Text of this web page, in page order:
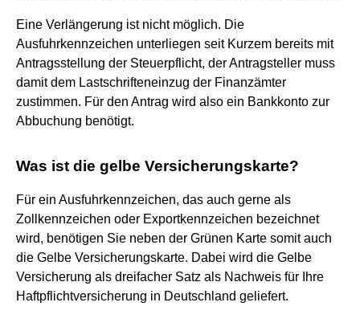
Eine Verlängerung ist nicht möglich. Die
Ausfuhrkennzeichen unterliegen seit Kurzem bereits mit
Antragsstellung der Steuerpflicht, der Antragsteller muss
damit dem Lastschrifteneinzug der Finanzämter
zustimmen. Für den Antrag wird also ein Bankkonto zur
Abbuchung benötigt.
Was ist die gelbe Versicherungskarte?
Für ein Ausfuhrkennzeichen, das auch gerne als
Zollkennzeichen oder Exportkennzeichen bezeichnet
wird, benötigen Sie neben der Grünen Karte somit auch
die Gelbe Versicherungskarte. Dabei wird die Gelbe
Versicherung als dreifacher Satz als Nachweis für Ihre
Haftpflichtversicherung in Deutschland geliefert.